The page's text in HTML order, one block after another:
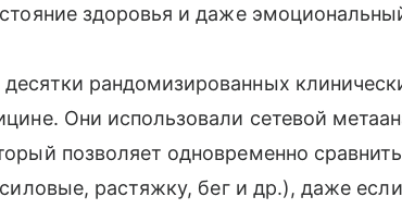
здоровья и даже
рандомизированных
Они использовали сетевой
позволяет одновременно
растяжку, бег и др.), даже